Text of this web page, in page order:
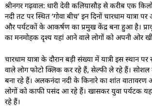
श्रीनगर गढ़वाल: धारी देवी कलियासौड़ से करीब एक
नदी तट पर स्थित ‘गोवा बीच’ इन दिनों चारधाम यात्रा
और पर्यटकों के आकर्षण का प्रमुख केंद्र बना हुआ है।
का मनमोहक दृश्य यहां आने वाले लोगों को अपनी ओर
चारधाम यात्रा के दौरान बड़ी संख्या में यात्री इस स्थान
वाले लोग फोटो क्लिक कर रहे हैं, सेल्फी ले रहे हैं। सोशल
बना रहे हैं। अलकनंदा नदी के किनारे का शांत
लोगों को काफी पसंद आ रहे हैं। खासकर युवा पर्यटक
रहे हैं।